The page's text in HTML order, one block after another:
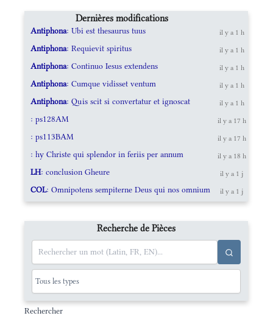
Dernières modifications
Antiphona: Ubi est thesaurus tuus il y a 1 h
Antiphona: Requievit spiritus il y a 1 h
Antiphona: Continuo Iesus extendens il y a 1 h
Antiphona: Cumque vidisset ventum il y a 1 h
Antiphona: Quis scit si convertatur et ignoscat il y a 1 h
: ps128AM il y a 17 h
: ps113BAM il y a 17 h
: hy Christe qui splendor in feriis per annum il y a 18 h
LH: conclusion Gheure il y a 1 j
COL: Omnipotens sempiterne Deus qui nos omnium il y a 1 j
Recherche de Pièces
Rechercher